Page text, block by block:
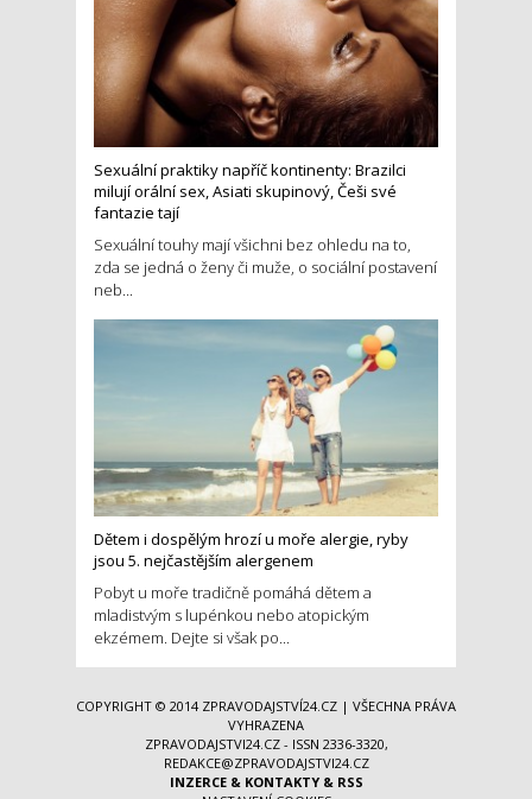
Sexuální praktiky napříč kontinenty: Brazilci
milují orální sex, Asiati skupinový, Češi své
fantazie tají
Sexuální touhy mají všichni bez ohledu na to,
zda se jedná o ženy či muže, o sociální postavení
neb...
Dětem i dospělým hrozí u moře alergie, ryby
jsou 5. nejčastějším alergenem
Pobyt u moře tradičně pomáhá dětem a
mladistvým s lupénkou nebo atopickým
ekzémem. Dejte si však po...
COPYRIGHT © 2014 ZPRAVODAJSTVÍ24.CZ | VŠECHNA PRÁVA
VYHRAZENA
ZPRAVODAJSTVI24.CZ - ISSN 2336-3320,
REDAKCE@ZPRAVODAJSTVI24.CZ
INZERCE& KONTAKTY& RSS